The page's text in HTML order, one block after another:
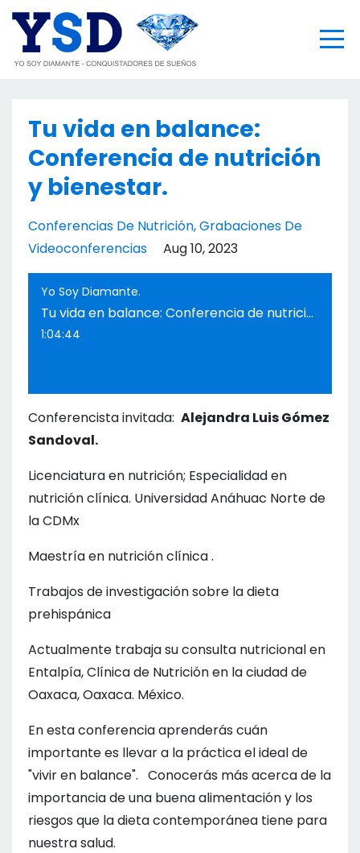
Tu vida en balance:
Conferencia de nutrición
y bienestar.
Conferencias De Nutrición Grabaciones De
Videoconferencias
Aug 10, 2023
Yo Soy Diamante.
Tu vida en balance: Conferencia de nutrición y bienestar.
1:04:44
Conferencista invitada: Alejandra Luis Gómez
Sandoval.
Licenciatura en nutrición; Especialidad en
nutrición clínica. Universidad Anáhuac Norte de
la CDMx
Maestría en nutrición clínica .
Trabajos de investigación sobre la dieta
prehispánica
Actualmente trabaja su consulta nutricional en
Entalpía, Clínica de Nutrición en la ciudad de
Oaxaca, Oaxaca. México.
En esta conferencia aprenderás cuán
importante es llevar a la práctica el ideal de
"vivir en balance". Conocerás más acerca de la
importancia de una buena alimentación y los
riesgos que la dieta contemporánea tiene para
nuestra salud.